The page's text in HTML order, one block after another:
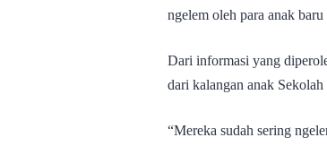
ngelem oleh para anak
Dari informasi yang
dari kalangan anak
“Mereka sudah sering